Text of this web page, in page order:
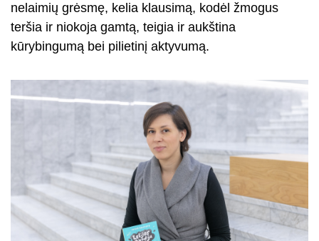
nelaimių grėsmę, kelia klausimą, kodėl žmogus
teršia ir niokoja gamtą, teigia ir aukština
kūrybingumą bei pilietinį aktyvumą.